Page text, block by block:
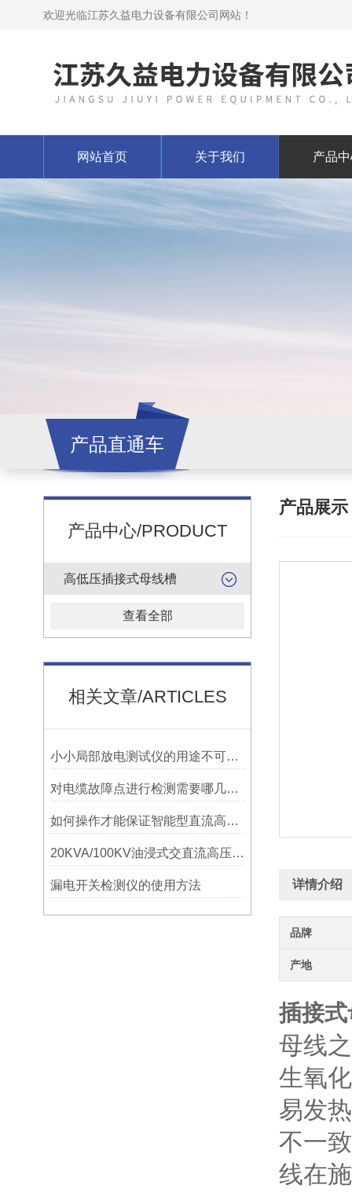
欢迎光临江苏久益电力设备有限公司网站！
网站首页 关于我们 产品
产品直通车
产品中心/PRODUCT
高低压插接式母线槽
查看全部
相关文章/ARTICLES
小小局部放电测试仪的用途不可忽视
对电缆故障点进行检测需要哪几步？
如何操作才能保证智能型直流高压发生器不受损伤呢?
20KVA/100KV油浸式交直流高压试验变压器
漏电开关检测仪的使用方法
产品展示
详情介绍
品牌
产地
插接
母线
生氧
易发
不一
线在